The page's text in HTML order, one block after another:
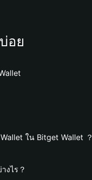
อย
ใน Bitget Wallet ？
งไร？